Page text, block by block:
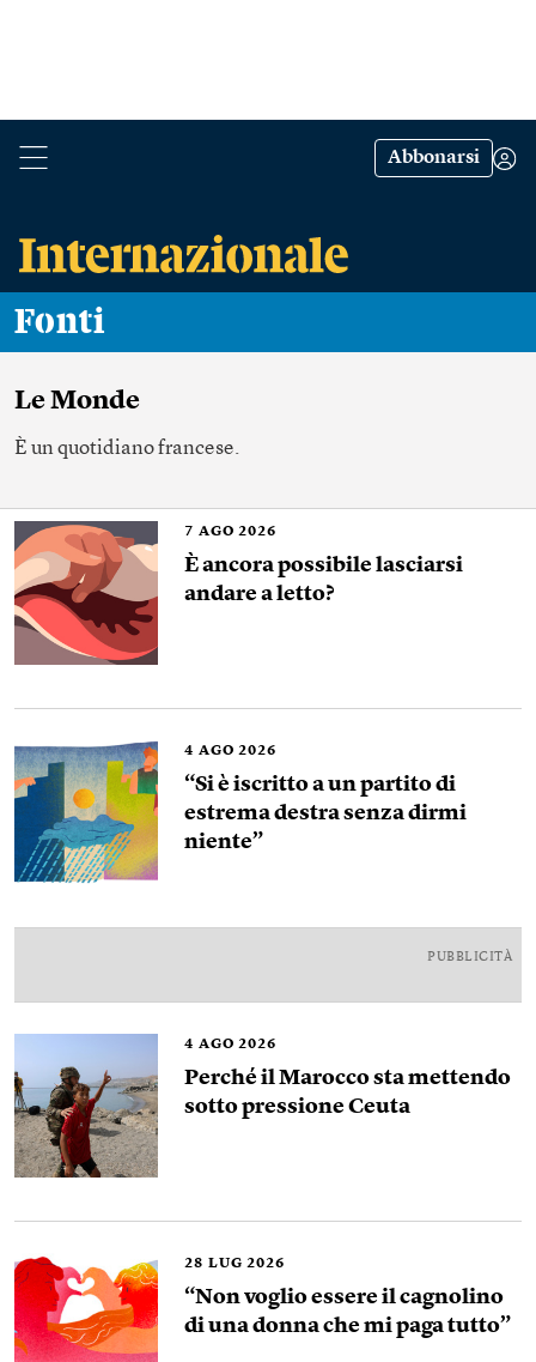
Abbonarsi
Fonti
Le Monde
È un quotidiano francese.
7 AGO 2026
È ancora possibile lasciarsi
andare a letto?
4 AGO 2026
“Si è iscritto a un partito di
estrema destra senza dirmi
niente”
PUBBLICITÀ
4 AGO 2026
Perché il Marocco sta mettendo
sotto pressione Ceuta
28 LUG 2026
“Non voglio essere il cagnolino
di una donna che mi paga tutto”